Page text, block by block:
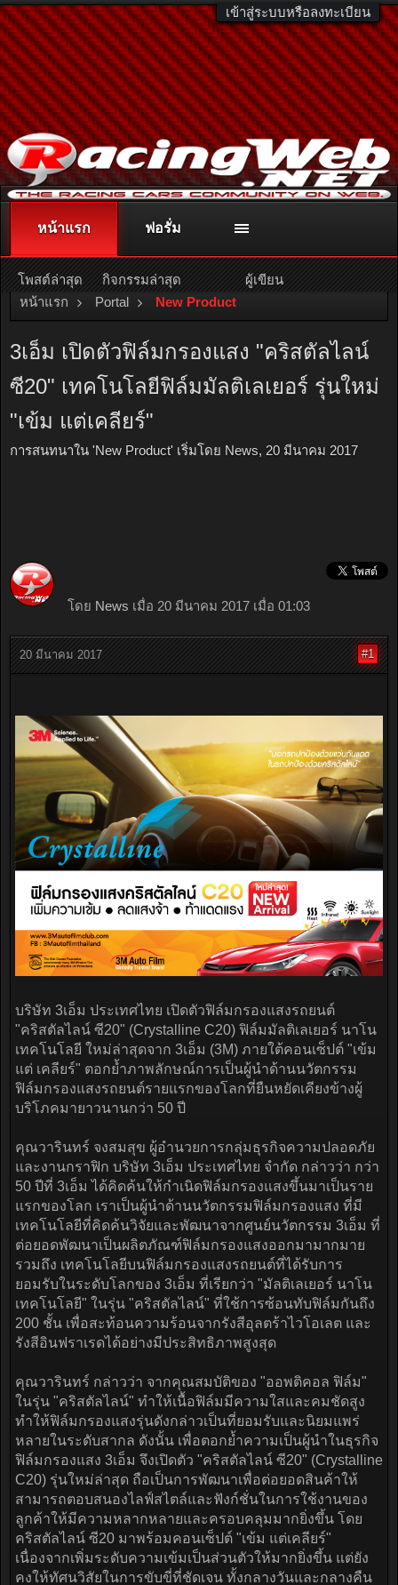
เข้าสู่ระบบหรือลงทะเบียน
ติดต่อลงโฆษณา racingweb@gmail.comหรือโทร. 081-811-1138
หรืออ่านรายละเอียดเพิ่มเติม คลิกที่นี่
หน้าแรก Portal New Product
3เอ็ม เปิดตัวฟิล์มกรองแสง "คริสตัลไลน์
ซี20" เทคโนโลยีฟิล์มมัลติเลเยอร์ รุ่นใหม่
"เข้ม แต่เคลียร์"
การสนทนาใน 'New Product' เริ่มโดย News, 20 มีนาคม 2017
โดย News เมื่อ 20 มีนาคม 2017 เมื่อ 01:03
20 มีนาคม 2017 #1
บริษัท 3เอ็ม ประเทศไทย เปิดตัวฟิล์มกรองแสงรถยนต์
"คริสตัลไลน์ ซี20" (Crystalline C20) ฟิล์มมัลติเลเยอร์ นาโน
เทคโนโลยี ใหม่ล่าสุดจาก 3เอ็ม (3M) ภายใต้คอนเซ็ปต์ "เข้ม
แต่ เคลียร์" ตอกย้ำภาพลักษณ์การเป็นผู้นำด้านนวัตกรรม
ฟิล์มกรองแสงรถยนต์รายแรกของโลกที่ยืนหยัดเคียงข้างผู้
บริโภคมายาวนานกว่า 50 ปี
คุณวารินทร์ จงสมสุข ผู้อำนวยการกลุ่มธุรกิจความปลอดภัย
และงานกราฟิก บริษัท 3เอ็ม ประเทศไทย จำกัด กล่าวว่า กว่า
50 ปีที่ 3เอ็ม ได้คิดค้นให้กำเนิดฟิล์มกรองแสงขึ้นมาเป็นราย
แรกของโลก เราเป็นผู้นำด้านนวัตกรรมฟิล์มกรองแสง ที่มี
เทคโนโลยีที่คิดค้นวิจัยและพัฒนาจากศูนย์นวัตกรรม 3เอ็ม ที่
ต่อยอดพัฒนาเป็นผลิตภัณฑ์ฟิล์มกรองแสงออกมามากมาย
รวมถึง เทคโนโลยีบนฟิล์มกรองแสงรถยนต์ที่ได้รับการ
ยอมรับในระดับโลกของ 3เอ็ม ที่เรียกว่า "มัลติเลเยอร์ นาโน
เทคโนโลยี" ในรุ่น "คริสตัลไลน์" ที่ใช้การซ้อนทับฟิล์มกันถึง
200 ชั้น เพื่อสะท้อนความร้อนจากรังสีอุลตร้าไวโอเลต และ
รังสีอินฟราเรดได้อย่างมีประสิทธิภาพสูงสุด
คุณวารินทร์ กล่าวว่า จากคุณสมบัติของ "ออพติคอล ฟิล์ม"
ในรุ่น "คริสตัลไลน์" ทำให้เนื้อฟิล์มมีความใสและคมชัดสูง
ทำให้ฟิล์มกรองแสงรุ่นดังกล่าวเป็นที่ยอมรับและนิยมแพร่
หลายในระดับสากล ดังนั้น เพื่อตอกย้ำความเป็นผู้นำในธุรกิจ
ฟิล์มกรองแสง 3เอ็ม จึงเปิดตัว "คริสตัลไลน์ ซี20" (Crystalline
C20) รุ่นใหม่ล่าสุด ถือเป็นการพัฒนาเพื่อต่อยอดสินค้าให้
สามารถตอบสนองไลฟ์สไตล์และฟังก์ชั่นในการใช้งานของ
ลูกค้าให้มีความหลากหลายและครอบคลุมมากยิ่งขึ้น โดย
คริสตัลไลน์ ซี20 มาพร้อมคอนเซ็ปต์ "เข้ม แต่เคลียร์"
เนื่องจากเพิ่มระดับความเข้มเป็นส่วนตัวให้มากยิ่งขึ้น แต่ยัง
คงให้ทัศนวิสัยในการขับขี่ที่ชัดเจน ทั้งกลางวันและกลางคืน
หน้าแรก
โพสต์ล่าสุด กิจกรรมล่าสุด ผู้เขียน
ฟอรั่ม